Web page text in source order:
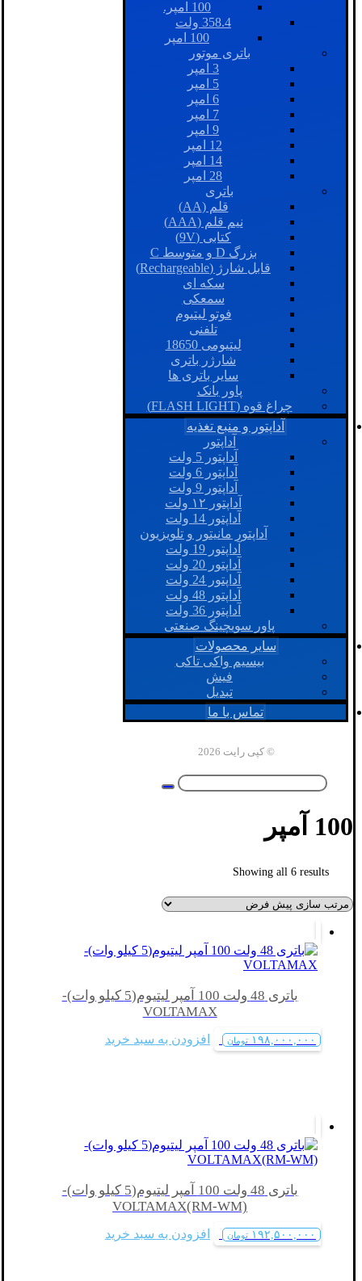
100 امپر.
358.4 ولت
100 امپر
باتری موتور
3 امپر
5 امپر
6 امپر
7 امپر
9 امپر
12 امپر
14 امپر
28 امپر
باتری
قلم (AA)
نیم قلم (AAA)
کتابی (9V)
بزرگ D و متوسط C
قابل شارژ (Rechargeable)
سکه ای
سمعکی
فوتو لیتیوم
تلفنی
لیتیومی 18650
شارژر باتری
سایر باتری ها
پاور بانک
چراغ قوه (FLASH LIGHT)
آداپتور و منبع تغذیه
آداپتور
آداپتور 5 ولت
آداپتور 6 ولت
آداپتور 9 ولت
آداپتور ۱۲ ولت
آداپتور 14 ولت
آداپتور مانیتور و تلویزیون
آداپتور 19 ولت
آداپتور 20 ولت
آداپتور 24 ولت
آداپتور 48 ولت
آداپتور 36 ولت
پاور سویچینگ صنعتی
سایر محصولات
بیسیم واکی تاکی
فیش
تبدیل
تماس با ما
© کپی رایت 2026
100 آمپر
Showing all 6 results
باتری 48 ولت 100 آمپر لیتیوم(5 کیلو وات)-
VOLTAMAX
۱۹۸,۰۰۰,۰۰۰ تومان افزودن به سبد خرید
باتری 48 ولت 100 آمپر لیتیوم(5 کیلو وات)-
VOLTAMAX(RM-WM)
۱۹۲,۵۰۰,۰۰۰ تومان افزودن به سبد خرید